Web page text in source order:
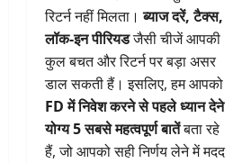
रिटर्न नहीं मिलता।ब्याज दरें, टैक्स,
लॉक-इन पीरियडजैसी चीजें आपकी
कुल बचत और रिटर्न पर बड़ा असर
डाल सकती हैं। इसलिए, हम आपको
FD में निवेश करने से पहले ध्यान देने
योग्य 5 सबसे महत्वपूर्ण बातेंबता रहे
हैं, जो आपको सही निर्णय लेने में मदद